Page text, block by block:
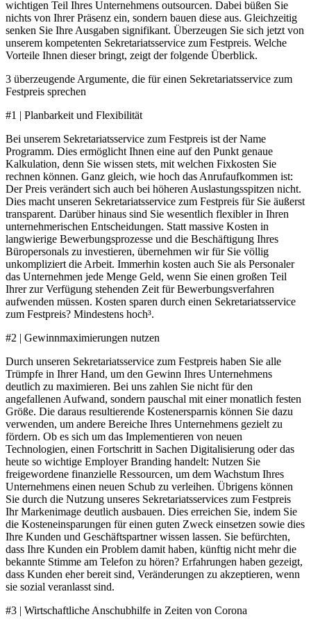
wichtigen Teil Ihres Unternehmens outsourcen. Dabei büßen Sie
nichts von Ihrer Präsenz ein, sondern bauen diese aus. Gleichzeitig
senken Sie Ihre Ausgaben signifikant. Überzeugen Sie sich jetzt von
unserem kompetenten Sekretariatsservice zum Festpreis. Welche
Vorteile Ihnen dieser bringt, zeigt der folgende Überblick.
3 überzeugende Argumente, die für einen Sekretariatsservice zum
Festpreis sprechen
#1 | Planbarkeit und Flexibilität
Bei unserem Sekretariatsservice zum Festpreis ist der Name
Programm. Dies ermöglicht Ihnen eine auf den Punkt genaue
Kalkulation, denn Sie wissen stets, mit welchen Fixkosten Sie
rechnen können. Ganz gleich, wie hoch das Anrufaufkommen ist:
Der Preis verändert sich auch bei höheren Auslastungsspitzen nicht.
Dies macht unseren Sekretariatsservice zum Festpreis für Sie äußerst
transparent. Darüber hinaus sind Sie wesentlich flexibler in Ihren
unternehmerischen Entscheidungen. Statt massive Kosten in
langwierige Bewerbungsprozesse und die Beschäftigung Ihres
Büropersonals zu investieren, übernehmen wir für Sie völlig
unkompliziert die Arbeit. Immerhin kosten auch Sie als Personaler
das Unternehmen jede Menge Geld, wenn Sie einen großen Teil
Ihrer zur Verfügung stehenden Zeit für Bewerbungsverfahren
aufwenden müssen. Kosten sparen durch einen Sekretariatsservice
zum Festpreis? Mindestens hoch³.
#2 | Gewinnmaximierungen nutzen
Durch unseren Sekretariatsservice zum Festpreis haben Sie alle
Trümpfe in Ihrer Hand, um den Gewinn Ihres Unternehmens
deutlich zu maximieren. Bei uns zahlen Sie nicht für den
angefallenen Aufwand, sondern pauschal mit einer monatlich festen
Größe. Die daraus resultierende Kostenersparnis können Sie dazu
verwenden, um andere Bereiche Ihres Unternehmens gezielt zu
fördern. Ob es sich um das Implementieren von neuen
Technologien, einen Fortschritt in Sachen Digitalisierung oder das
heute so wichtige Employer Branding handelt: Nutzen Sie
freigewordene finanzielle Ressourcen, um dem Wachstum Ihres
Unternehmens einen neuen Schub zu verleihen. Übrigens können
Sie durch die Nutzung unseres Sekretariatsservices zum Festpreis
Ihr Markenimage deutlich ausbauen. Dies erreichen Sie, indem Sie
die Kosteneinsparungen für einen guten Zweck einsetzen sowie dies
Ihre Kunden und Geschäftspartner wissen lassen. Sie befürchten,
dass Ihre Kunden ein Problem damit haben, künftig nicht mehr die
bekannte Stimme am Telefon zu hören? Erfahrungen haben gezeigt,
dass Kunden eher bereit sind, Veränderungen zu akzeptieren, wenn
sie sozial veranlasst sind.
#3 | Wirtschaftliche Anschubhilfe in Zeiten von Corona